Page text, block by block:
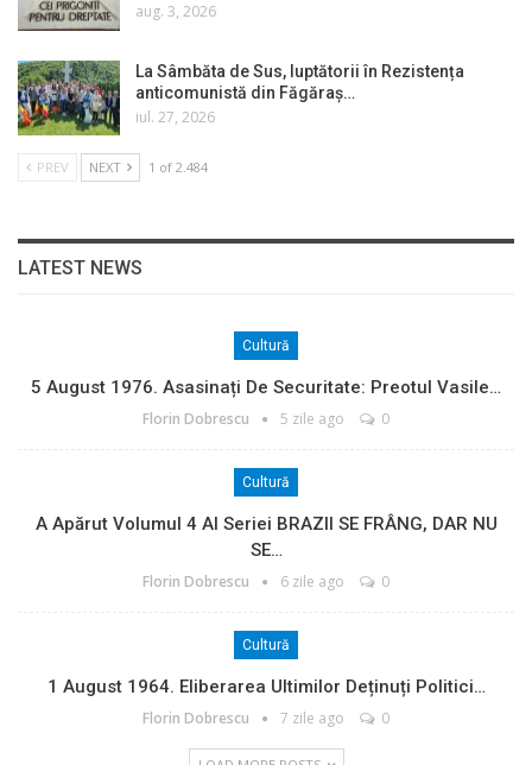
aug. 3, 2026
La Sâmbăta de Sus, luptătorii în Rezistența
anticomunistă din Făgăraș…
iul. 27, 2026
PREV NEXT 1 of 2.484
LATEST NEWS
Cultură
5 August 1976. Asasinați De Securitate: Preotul Vasile…
Florin Dobrescu 5 zile ago 0
Cultură
A Apărut Volumul 4 Al Seriei BRAZII SE FRÂNG, DAR NU
SE…
Florin Dobrescu 6 zile ago 0
Cultură
1 August 1964. Eliberarea Ultimilor Deținuți Politici…
Florin Dobrescu 7 zile ago 0